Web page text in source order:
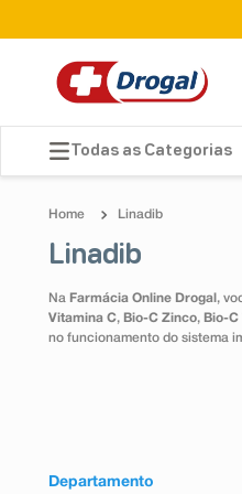
Linadib
Linadib
Na Farmácia Online Drogal ,
Vitamina C, Bio-C Zinco, Bio-C
no funcionamento do sistema
Departamento